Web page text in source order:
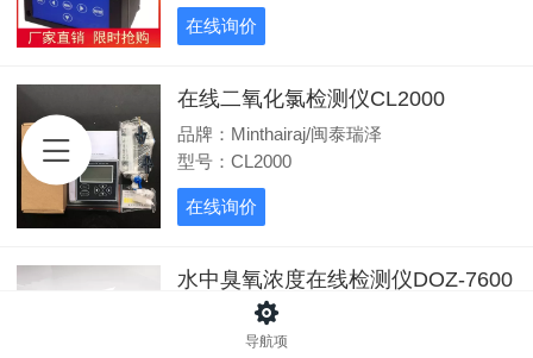
在线询价
在线二氧化氯检测仪CL2000
品牌：Minthairaj/闽泰瑞泽
型号：CL2000
在线询价
水中臭氧浓度在线检测仪DOZ-7600
品牌：Minthairaj/闽泰瑞泽
型号：OZ-7600
导航项